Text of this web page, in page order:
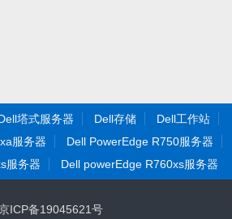
塔式服务器 Dell存储
Dell工作站
服务器
Dell PowerEdge R750服务器
服务器
Dell powerEdge R760xs服务器
ICP备19045621号